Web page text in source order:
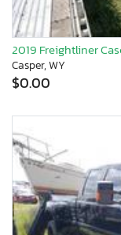
2019 Freightliner
Casper, WY
$0.00